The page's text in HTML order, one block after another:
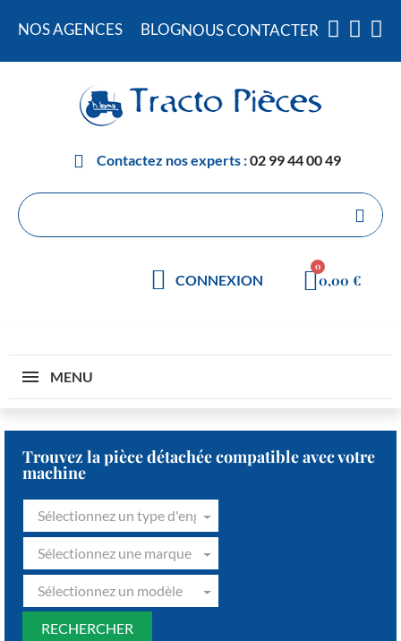
NOS AGENCES BLOGNOUS CONTACTER
Contactez nos experts :02 99 44 00 49
CONNEXION 0,00 €
MENU
Trouvez la pièce détachée compatible avec votre
machine
Sélectionnez un type d'engin
Sélectionnez une marque
Sélectionnez un modèle